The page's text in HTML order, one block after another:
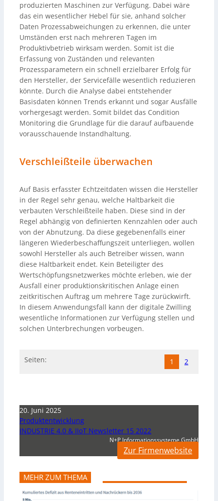
produzierten Maschinen zur Verfügung. Dabei wäre
das ein wesentlicher Hebel für sie, anhand solcher
Daten Prozessabweichungen zu erkennen, die unter
Umständen erst nach mehreren Tagen im
Produktivbetrieb wirksam werden. Somit ist die
Erfassung von Zuständen und relevanten
Prozessparametern ein schnell erzielbarer Erfolg für
den Hersteller, der Servicefälle wesentlich reduzieren
könnte. Durch die Analyse dabei entstehender
Basisdaten können Trends erkannt und sogar Ausfälle
vorhergesagt werden. Somit bildet das Condition
Monitoring die Grundlage für die darauf aufbauende
vorausschauende Instandhaltung.
Verschleißteile überwachen
Auf Basis erfasster Echtzeitdaten wissen die Hersteller
in der Regel sehr genau, welche Haltbarkeit die
verbauten Verschleißteile haben. Diese sind in der
Regel abhängig von definierten Kennzahlen oder auch
von der Abnutzung. Da diese gegebenenfalls einer
längeren Wiederbeschaffungszeit unterliegen, wollen
sowohl Hersteller als auch Betreiber wissen, wann
diese Haltbarkeit endet. Kein Beteiligter des
Wertschöpfungsnetzwerkes möchte erleben, wie der
Ausfall einer produktionskritischen Anlage einen
zeitkritischen Auftrag um mehrere Tage zurückwirft.
In diesem Anwendungsfall kann der digitale Zwilling
wesentliche Informationen zur Verfügung stellen und
solchen Unterbrechungen vorbeugen.
Seiten: 1 2
20. Juni 2025
Produktentwicklung
INDUSTRIE 4.0 & IIoT Newsletter 15 2022
N+P Informationssysteme GmbH
Zur Firmenwebsite
MEHR ZUM THEMA